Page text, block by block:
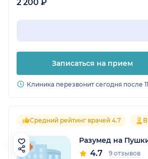
2 200 ₽
Записаться на прием
Клиника перезвонит сегодня после
Средний рейтинг врачей 4.7
Разумед на
4.7 9 отзывов